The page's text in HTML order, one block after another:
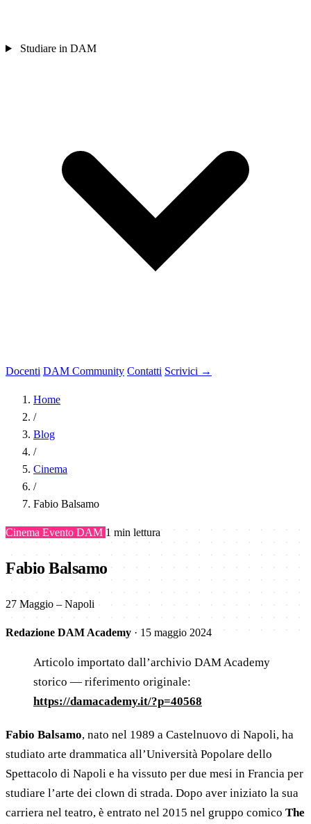
Studiare in DAM
Docenti DAM Community Contatti Scrivici →
Home
/
Blog
/
Cinema
/
Fabio Balsamo
Cinema Evento DAM 1 min lettura
Fabio Balsamo
27 Maggio – Napoli
Redazione DAM Academy · 15 maggio 2024
Articolo importato dall’archivio DAM Academy
storico — riferimento originale:
https://damacademy.it/?p=40568
Fabio Balsamo, nato nel 1989 a Castelnuovo di Napoli, ha
studiato arte drammatica all’Università Popolare dello
Spettacolo di Napoli e ha vissuto per due mesi in Francia per
studiare l’arte dei clown di strada. Dopo aver iniziato la sua
carriera nel teatro, è entrato nel 2015 nel gruppo comico The